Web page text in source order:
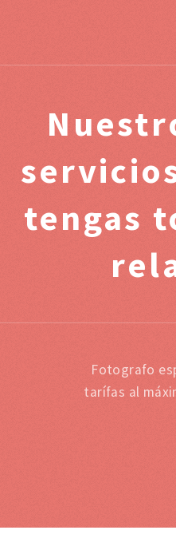
tengas
Fotografo
tarífas al